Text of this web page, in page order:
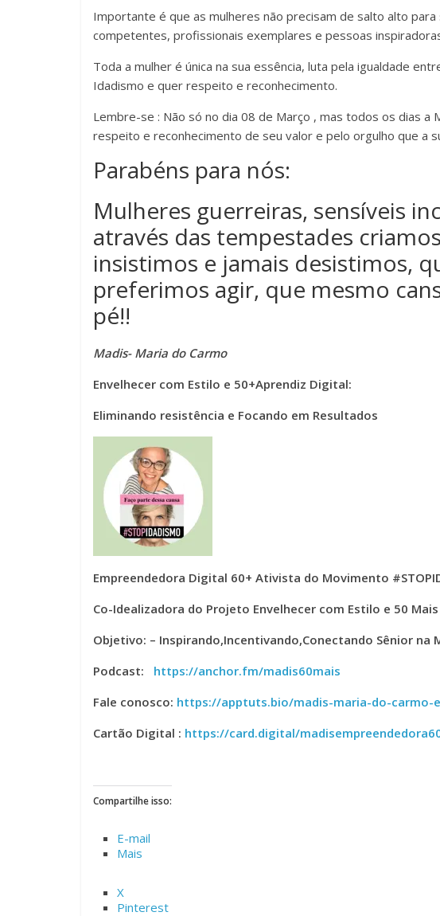
Importante é que as mulheres não precisam de salto alto
competentes, profissionais exemplares e pessoas
Toda a mulher é única na sua essência, luta pela igualdade
Idadismo e quer respeito e reconhecimento.
Lembre-se : Não só no dia 08 de Março , mas todos os dias a
respeito e reconhecimento de seu valor e pelo orgulho que a
Parabéns para nós:
Mulheres guerreiras, sensíveis
através das tempestades
insistimos e jamais desistimos,
preferimos agir, que mesmo
pé!!
Madis- Maria do Carmo
Envelhecer com Estilo e 50+Aprendiz Digital:
Eliminando resistência e Focando em Resultados
Empreendedora Digital 60+ Ativista do Movimento
Co-Idealizadora do Projeto Envelhecer com Estilo e 50
Objetivo: – Inspirando,Incentivando,Conectando Sênior na
Podcast: https://anchor.fm/madis60mais
Fale conosco: https://apptuts.bio/madis-maria-do-carmo-
Cartão Digital : https://card.digital/
Compartilhe isso:
E-mail
Mais
X
Pinterest